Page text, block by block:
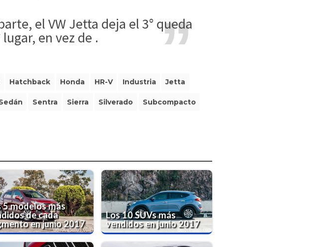
lugar, en vez de .
Hatchback Honda HR-V Industria Jetta
Sentra Sierra Silverado Subcompacto
5 modelos más
de cada
en junio 2017
Los 10 SUVs más
vendidos en junio 2017